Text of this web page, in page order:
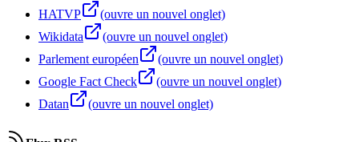
HATVP
(ouvre un nouvel onglet)
Wikidata
(ouvre un nouvel onglet)
Parlement européen
(ouvre un nouvel onglet)
Google Fact Check
(ouvre un nouvel onglet)
Datan
(ouvre un nouvel onglet)